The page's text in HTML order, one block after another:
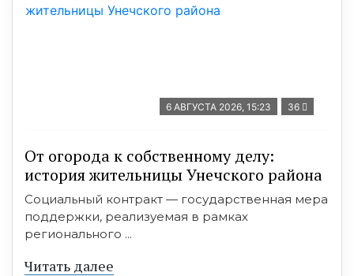
6 АВГУСТА 2026, 15:23 36
От огорода к собственному делу:
история жительницы Унечского района
Социальный контракт — государственная мера
поддержки, реализуемая в рамках
регионального ...
Читать далее